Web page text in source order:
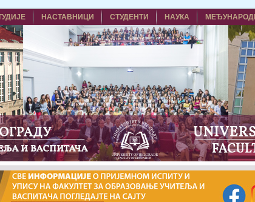
НАСТАВНИЦИ СТУДЕНТИ НАУКА